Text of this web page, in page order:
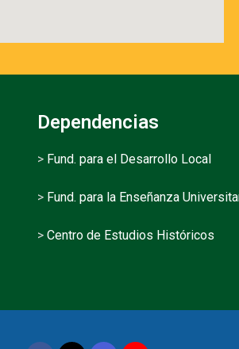
Dependencias
> Fund. para el Desarrollo Local
> Fund. para la Enseñanza
> Centro de Estudios Históricos